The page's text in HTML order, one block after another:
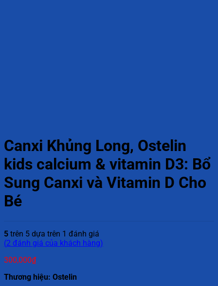
Canxi Khủng Long, Ostelin
kids calcium & vitamin D3: Bổ
Sung Canxi và Vitamin D Cho
Bé
5 trên 5 dựa trên 1 đánh giá
(2 đánh giá của khách hàng)
300,000₫
Thương hiệu: Ostelin